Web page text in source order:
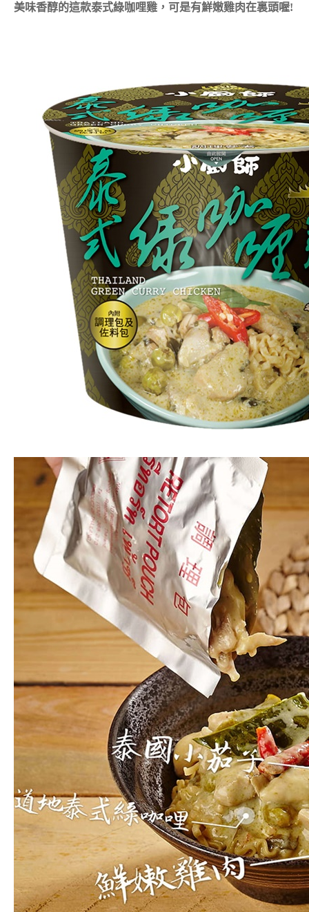
美味香醇的這款泰式綠咖哩雞，可是有鮮嫩雞肉在裏頭喔!